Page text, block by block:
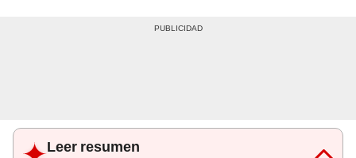
Leer resumen